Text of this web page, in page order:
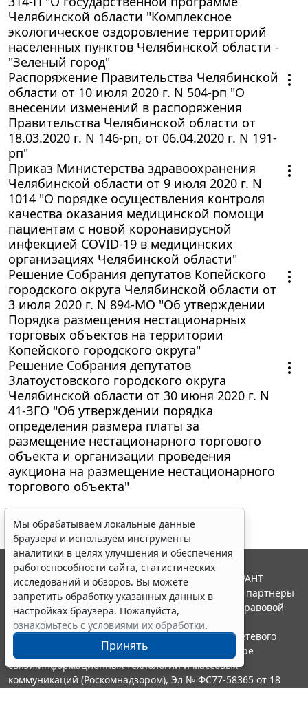
Челябинской области "Комплексное
экологическое оздоровление территорий
населенных пунктов Челябинской области -
"Зеленый город"
Распоряжение Правительства Челябинской
области от 10 июля 2020 г. N 504-рп "О
внесении изменений в распоряжения
Правительства Челябинской области от
18.03.2020 г. N 146-рп, от 06.04.2020 г. N 191-
рп"
Приказ Министерства здравоохранения
Челябинской области от 9 июля 2020 г. N
1014 "О порядке осуществления контроля
качества оказания медицинской помощи
пациентам с новой коронавирусной
инфекцией COVID-19 в медицинских
организациях Челябинской области"
Решение Собрания депутатов Копейского
городского округа Челябинской области от
3 июля 2020 г. N 894-МО "Об утверждении
Порядка размещения нестационарных
торговых объектов на территории
Копейского городского округа"
Решение Собрания депутатов
Златоустовского городского округа
Челябинской области от 30 июня 2020 г. N
41-ЗГО "Об утверждении порядка
определения размера платы за
размещение нестационарного торгового
объекта и организации проведения
аукциона на размещение нестационарного
торгового объекта"
Мы обрабатываем локальные данные
браузера и используем инструменты
аналитики в целях улучшения и обеспечения
работоспособности сайта, статистических
исследований и обзоров. Вы можете
запретить обработку указанных данных в
настройках браузера. Пожалуйста,
ознакомьтесь с условиями их обработки.
Принять
© ООО "НПП "ГАРАНТ-СЕРВИС", 2026. Система ГАРАНТ
выпускается с 1990 года. Компания "Гарант" и ее партнеры
являются участниками Российской ассоциации правовой
информации ГАРАНТ.
Портал ГАРАНТ.РУ зарегистрирован в качестве сетевого
издания Федеральной службой по надзору в сфере
связи,информационных технологий и массовых
коммуникаций (Роскомнадзором), Эл № ФС77-58365 от 18